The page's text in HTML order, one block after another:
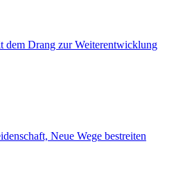
dem Drang zur Weiterentwicklung
Neue Wege bestreiten